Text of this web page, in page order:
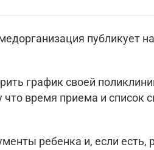
публикует
график своей
время приема и список
ребенка и, если есть,